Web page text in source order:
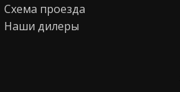
Схема проезда
Наши дилеры